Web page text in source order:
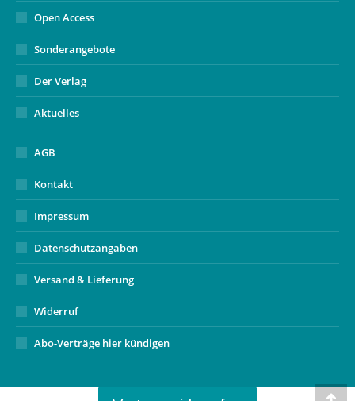
Open Access
Sonderangebote
Der Verlag
Aktuelles
AGB
Kontakt
Impressum
Datenschutzangaben
Versand & Lieferung
Widerruf
Abo-Verträge hier kündigen